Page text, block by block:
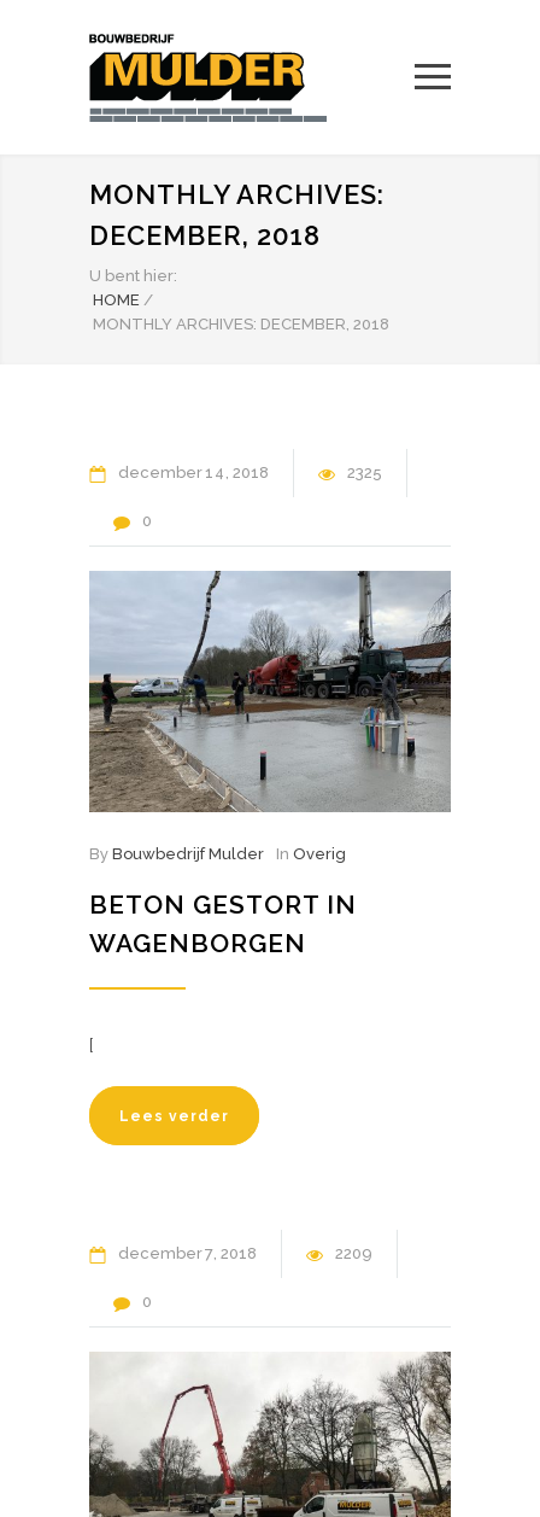
MONTHLY ARCHIVES:
DECEMBER, 2018
U bent hier:
HOME /
MONTHLY ARCHIVES: DECEMBER, 2018
december14 2018 2325
0
By Bouwbedrijf Mulder In Overig
BETON GESTORT IN
WAGENBORGEN
[
Lees verder
december7 2018 2209
0